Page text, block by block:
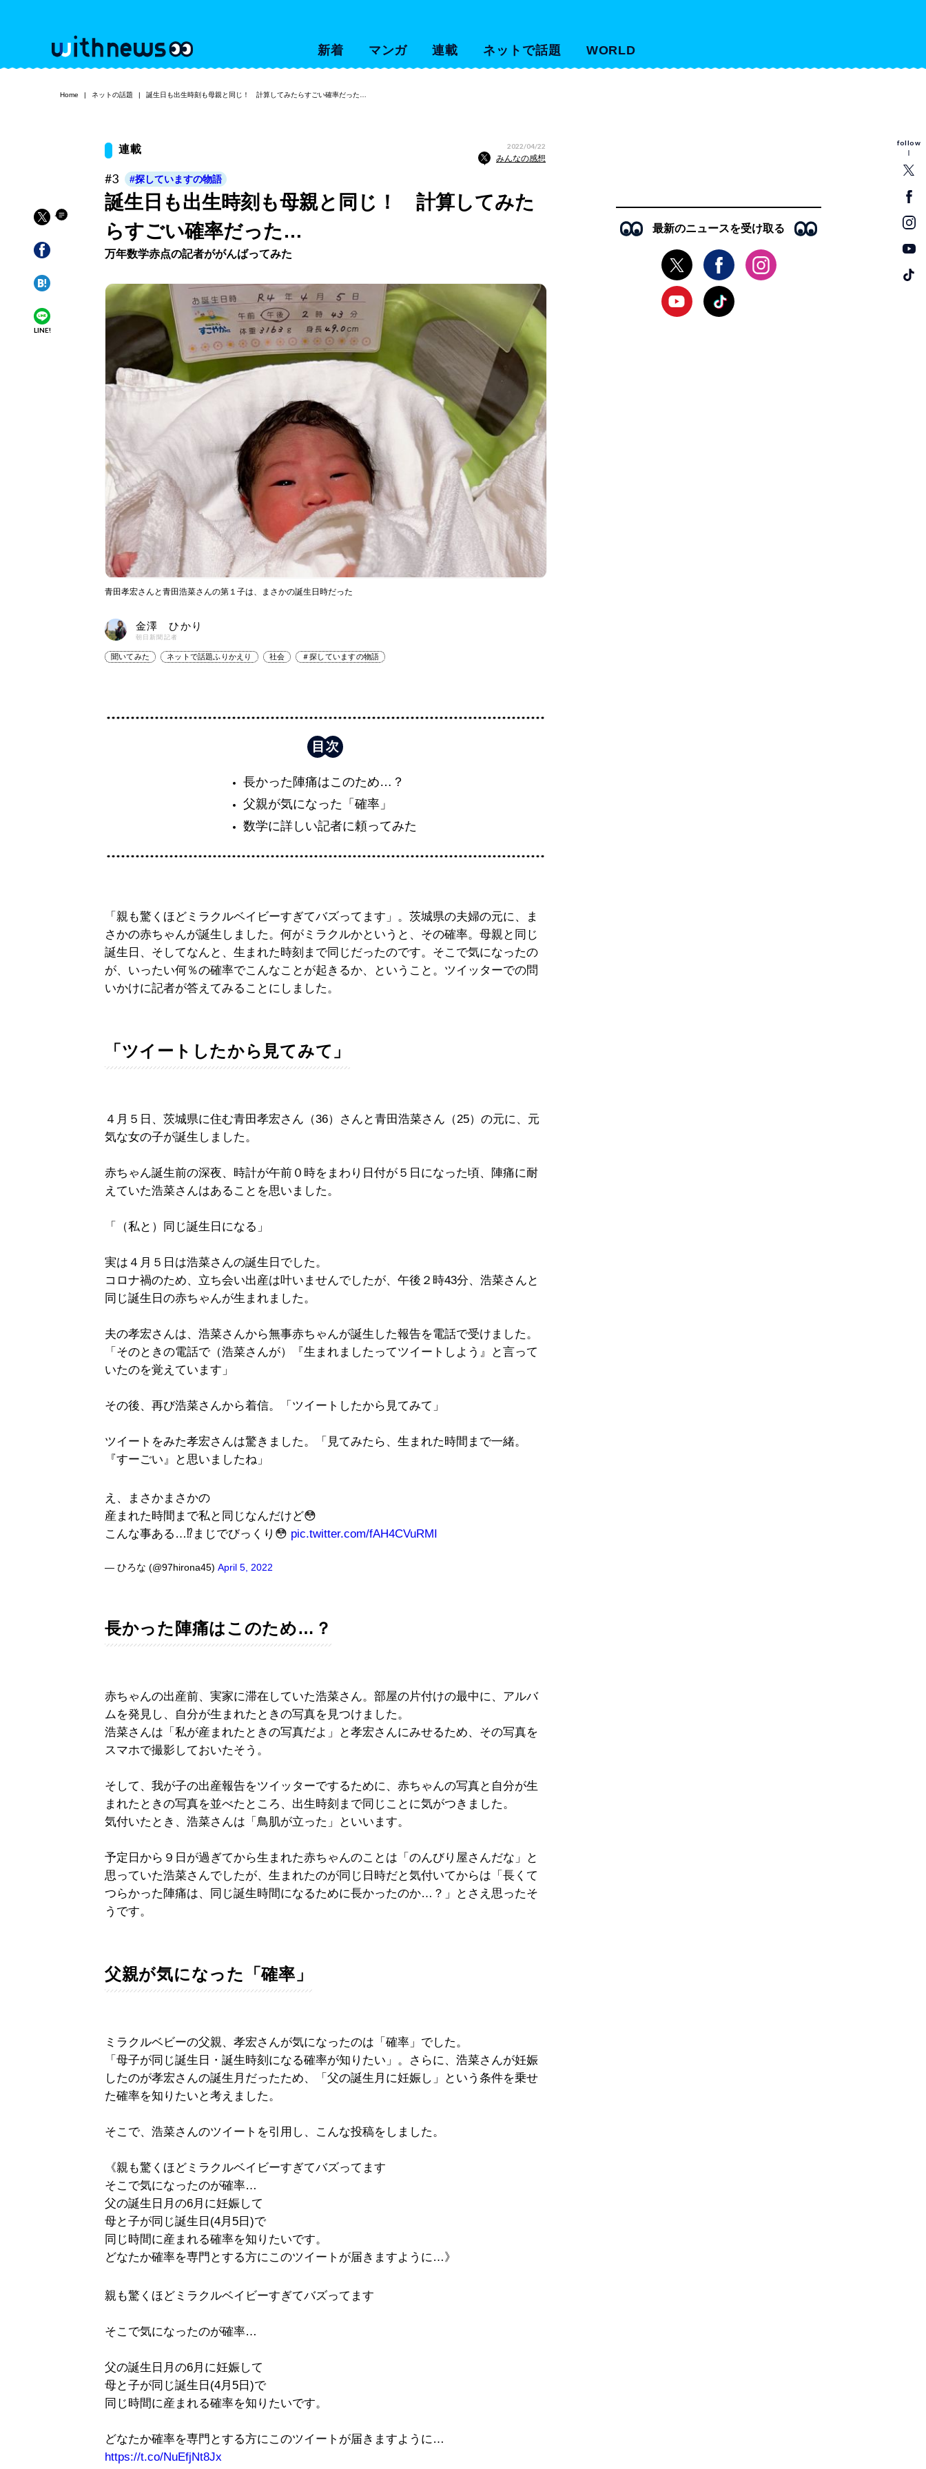
新着 マンガ 連載 ネットで話題 WORLD
follow
Home ネットの話題 誕生日も出生時刻も母親と同じ！ 計算してみたらすごい確率だった…
LINE!
連載 2022/04/22
みんなの感想
#3 #探していますの物語
誕生日も出生時刻も母親と同じ！ 計算してみた
らすごい確率だった…
万年数学赤点の記者ががんばってみた
青田孝宏さんと青田浩菜さんの第１子は、まさかの誕生日時だった
金澤 ひかり
朝日新聞記者
聞いてみた ネットで話題ふりかえり 社会 ＃探していますの物語
長かった陣痛はこのため…？
父親が気になった「確率」
数学に詳しい記者に頼ってみた
「親も驚くほどミラクルベイビーすぎてバズってます」。茨城県の夫婦の元に、ま
さかの赤ちゃんが誕生しました。何がミラクルかというと、その確率。母親と同じ
誕生日、そしてなんと、生まれた時刻まで同じだったのです。そこで気になったの
が、いったい何％の確率でこんなことが起きるか、ということ。ツイッターでの問
いかけに記者が答えてみることにしました。
「ツイートしたから見てみて」
４月５日、茨城県に住む青田孝宏さん（36）さんと青田浩菜さん（25）の元に、元
気な女の子が誕生しました。
赤ちゃん誕生前の深夜、時計が午前０時をまわり日付が５日になった頃、陣痛に耐
えていた浩菜さんはあることを思いました。
「（私と）同じ誕生日になる」
実は４月５日は浩菜さんの誕生日でした。
コロナ禍のため、立ち会い出産は叶いませんでしたが、午後２時43分、浩菜さんと
同じ誕生日の赤ちゃんが生まれました。
夫の孝宏さんは、浩菜さんから無事赤ちゃんが誕生した報告を電話で受けました。
「そのときの電話で（浩菜さんが）『生まれましたってツイートしよう』と言って
いたのを覚えています」
その後、再び浩菜さんから着信。「ツイートしたから見てみて」
ツイートをみた孝宏さんは驚きました。「見てみたら、生まれた時間まで一緒。
『すーごい』と思いましたね」
え、まさかまさかの
産まれた時間まで私と同じなんだけど😳
こんな事ある…⁉️まじでびっくり😳 pic.twitter.com/fAH4CVuRMI
— ひろな (@97hirona45) April 5, 2022
長かった陣痛はこのため…？
赤ちゃんの出産前、実家に滞在していた浩菜さん。部屋の片付けの最中に、アルバ
ムを発見し、自分が生まれたときの写真を見つけました。
浩菜さんは「私が産まれたときの写真だよ」と孝宏さんにみせるため、その写真を
スマホで撮影しておいたそう。
そして、我が子の出産報告をツイッターでするために、赤ちゃんの写真と自分が生
まれたときの写真を並べたところ、出生時刻まで同じことに気がつきました。
気付いたとき、浩菜さんは「鳥肌が立った」といいます。
予定日から９日が過ぎてから生まれた赤ちゃんのことは「のんびり屋さんだな」と
思っていた浩菜さんでしたが、生まれたのが同じ日時だと気付いてからは「長くて
つらかった陣痛は、同じ誕生時間になるために長かったのか…？」とさえ思ったそ
うです。
父親が気になった「確率」
ミラクルベビーの父親、孝宏さんが気になったのは「確率」でした。
「母子が同じ誕生日・誕生時刻になる確率が知りたい」。さらに、浩菜さんが妊娠
したのが孝宏さんの誕生月だったため、「父の誕生月に妊娠し」という条件を乗せ
た確率を知りたいと考えました。
そこで、浩菜さんのツイートを引用し、こんな投稿をしました。
《親も驚くほどミラクルベイビーすぎてバズってます
そこで気になったのが確率…
父の誕生日月の6月に妊娠して
母と子が同じ誕生日(4月5日)で
同じ時間に産まれる確率を知りたいです。
どなたか確率を専門とする方にこのツイートが届きますように…》
親も驚くほどミラクルベイビーすぎてバズってます
そこで気になったのが確率…
父の誕生日月の6月に妊娠して
母と子が同じ誕生日(4月5日)で
同じ時間に産まれる確率を知りたいです。
どなたか確率を専門とする方にこのツイートが届きますように…
https://t.co/NuEfjNt8Jx
最新のニュースを受け取る